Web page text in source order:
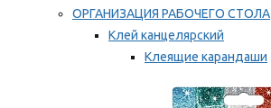
ОРГАНИЗАЦИЯ РАБОЧЕГО СТОЛА
Клей канцелярский
Клеящие карандаши
Мы рекомендуем